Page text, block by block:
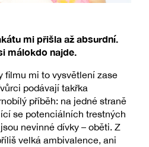
mi přišla až absurdní.
málokdo najde.
filmu mi to vysvětlení zase
podávají takřka
příběh: na jedné straně
se potenciálních trestných
nevinné dívky – oběti. Z
velká ambivalence, ani